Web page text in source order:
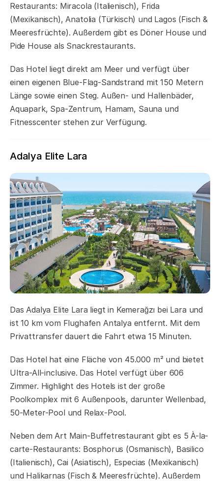
Restaurants: Miracola (Italienisch), Frida
(Mexikanisch), Anatolia (Türkisch) und Lagos (Fisch &
Meeresfrüchte). Außerdem gibt es Döner House und
Pide House als Snackrestaurants.
Das Hotel liegt direkt am Meer und verfügt über
einen eigenen Blue-Flag-Sandstrand mit 150 Metern
Länge sowie einen Steg. Außen- und Hallenbäder,
Aquapark, Spa-Zentrum, Hamam, Sauna und
Fitnesscenter stehen zur Verfügung.
Adalya Elite Lara
Das Adalya Elite Lara liegt in Kemerağzı bei Lara und
ist 10 km vom Flughafen Antalya entfernt. Mit dem
Privattransfer dauert die Fahrt etwa 15 Minuten.
Das Hotel hat eine Fläche von 45.000 m² und bietet
Ultra-All-inclusive. Das Hotel verfügt über 606
Zimmer. Highlight des Hotels ist der große
Poolkomplex mit 6 Außenpools, darunter Wellenbad,
50-Meter-Pool und Relax-Pool.
Neben dem Art Main-Buffetrestaurant gibt es 5 À-la-
carte-Restaurants: Bosphorus (Osmanisch), Basilico
(Italienisch), Cai (Asiatisch), Especias (Mexikanisch)
und Halikarnas (Fisch & Meeresfrüchte). Außerdem